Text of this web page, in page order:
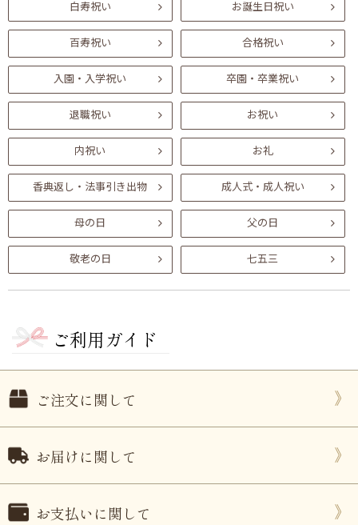
白寿祝い お誕生日祝い
百寿祝い 合格祝い
入園・入学祝い 卒園・卒業祝い
退職祝い お祝い
内祝い お礼
香典返し・法事引き出物 成人式・成人祝い
母の日 父の日
敬老の日 七五三
ご利用ガイド
ご注文に関して
お届けに関して
お支払いに関して